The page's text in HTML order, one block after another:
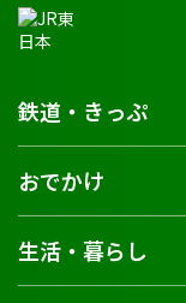
鉄道・きっぷ
おでかけ
生活・暮らし